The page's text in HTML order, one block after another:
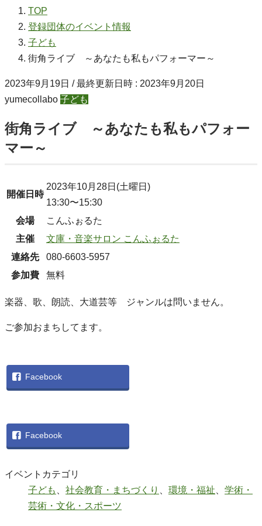
TOP
登録団体のイベント情報
子ども
街角ライブ ～あなたも私もパフォーマー～
2023年9月19日 / 最終更新日時 : 2023年9月20日
yumecollabo 子ども
街角ライブ ～あなたも私もパフォー
マー～
開催日時
2023年10月28日(土曜日)
13:30〜15:30
会場
こんふぉるた
主催
文庫・音楽サロン こんふぉるた
連絡先
080-6603-5957
参加費
無料
楽器、歌、朗読、大道芸等 ジャンルは問いません。
ご参加おまちしてます。
Facebook
Facebook
イベントカテゴリ
子ども
社会教育・まちづくり 環境・福祉
学術・
芸術・文化・スポーツ